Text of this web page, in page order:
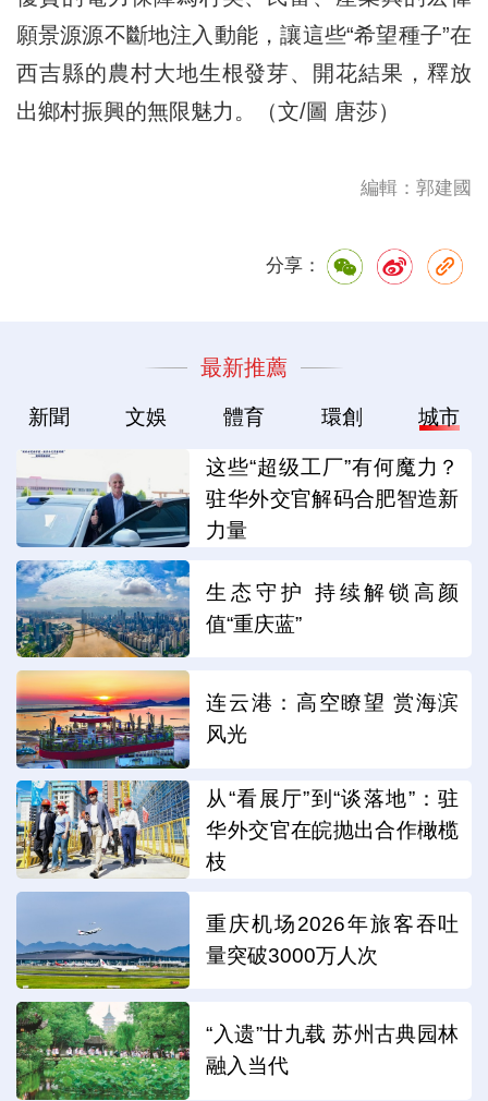
願景源源不斷地注入動能，讓這些“希望種子”在
西吉縣的農村大地生根發芽、開花結果，釋放
出鄉村振興的無限魅力。（文/圖 唐莎）
編輯：郭建國
分享：
最新推薦
新聞 文娛 體育 環創 城市
这些“超级工厂”有何魔力？
驻华外交官解码合肥智造新
力量
生态守护 持续解锁高颜
值“重庆蓝”
连云港：高空瞭望 赏海滨
风光
从“看展厅”到“谈落地”：驻
华外交官在皖抛出合作橄榄
枝
重庆机场2026年旅客吞吐
量突破3000万人次
“入遗”廿九载 苏州古典园林
融入当代